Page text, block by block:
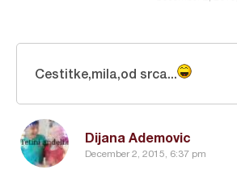
Dijana Ademovic
December 2, 2015, 6:37 pm
Cestitke,mila,od srca...